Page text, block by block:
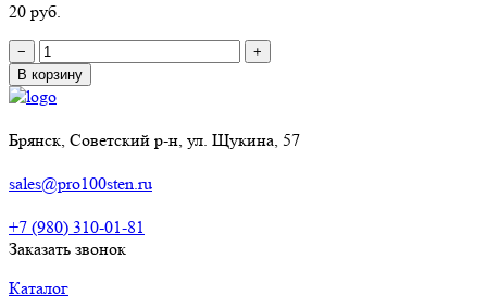
20 руб.
−
+
В корзину
Брянск, Советский р-н, ул. Щукина, 57
sales@pro100sten.ru
+7 (980) 310-01-81
Заказать звонок
Каталог